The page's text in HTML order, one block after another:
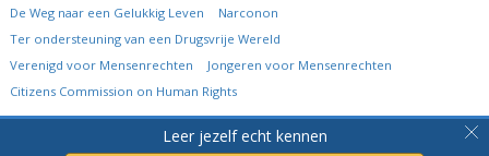
Leer jezelf echt kennen
De Weg naar een Gelukkig Leven
Narconon
Ter ondersteuning van een Drugsvrije Wereld
Verenigd voor Mensenrechten
Jongeren voor Mensenrechten
Citizens Commission on Human Rights
Church of Scientology International. Alle rechten voorbehouden.
Cookiebeleid•Gebruiksvoorwaarden •